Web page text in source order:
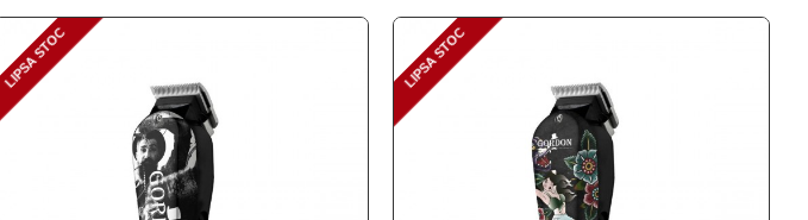
LIPSA STOC
LIPSA STOC LIPSA STOC
LIPSA STOC